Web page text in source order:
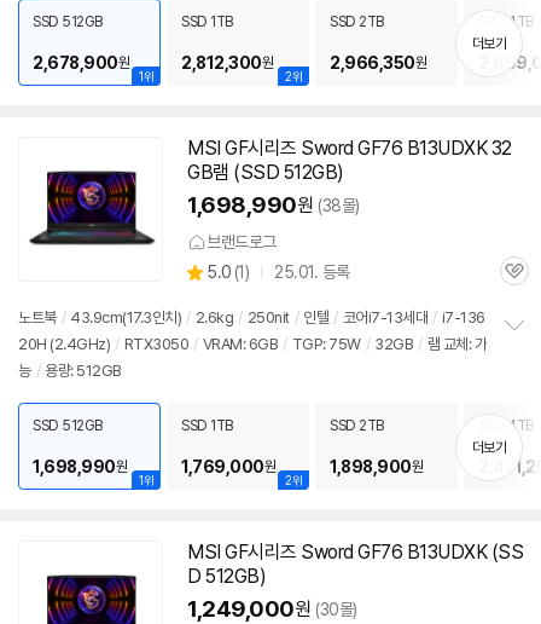
치
기
1위
SSD 512GB
2,678,900원
2위
SSD 1TB
2,812,300원
SSD 2TB
2,966,350원
SSD 4TB
더보기
MSI GF시리즈 Sword GF76 B13UDXK 32
GB램 (SSD 512GB)
1,698,990원 (38몰)
브랜드로그
별
점
5.0 (상
리
뷰
1) 25.01. 등록
관
노트북 / 43.9cm(17.3인치) / 2.6kg / 250nit / 인텔 / 코어i7-13세대 / i7-136
20H (2.4GHz) / RTX3050 / VRAM: 6GB / TGP: 75W / 32GB / 램 교체: 가
능 / 용량: 512GB
치
기
1위
SSD 512GB
1,698,990원
2위
SSD 1TB
1,769,000원
SSD 2TB
1,898,900원
SSD 4TB
더보기
MSI GF시리즈 Sword GF76 B13UDXK (SS
D 512GB)
1,249,000원 (30몰)